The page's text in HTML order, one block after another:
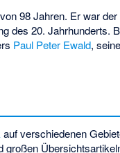
98 Jahren. Er war
des 20. Jahrhunderts.
Paul Peter Ewald,
auf verschiedenen